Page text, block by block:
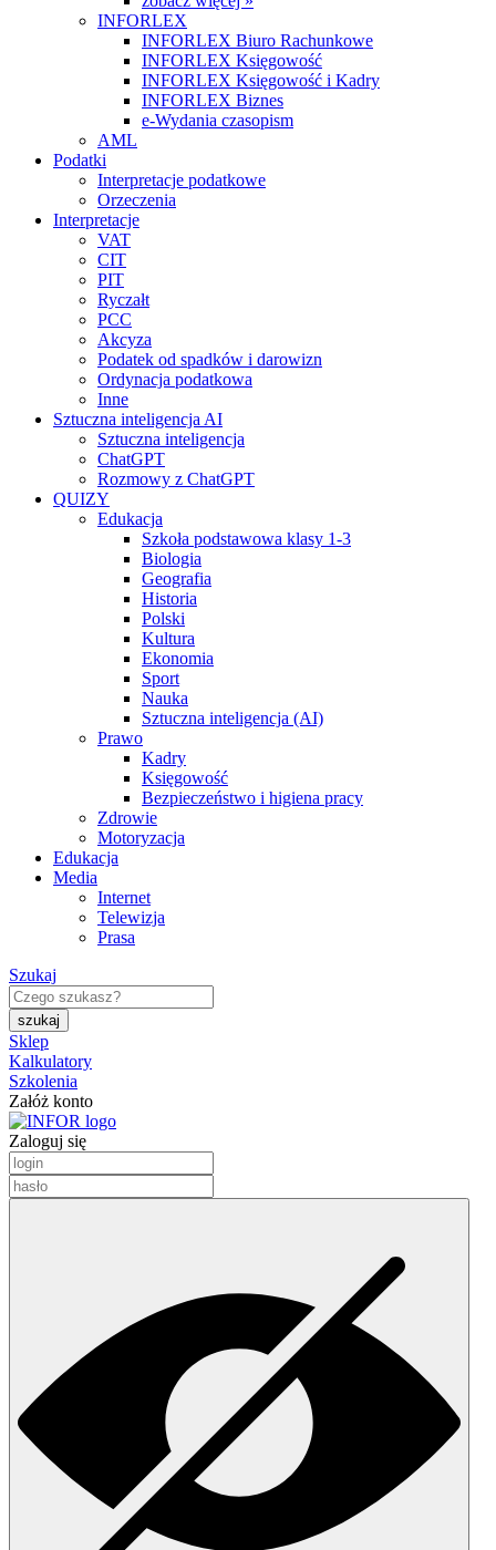
INFORLEX
INFORLEX Biuro Rachunkowe
INFORLEX Księgowość
INFORLEX Księgowość i Kadry
INFORLEX Biznes
e-Wydania czasopism
AML
Podatki
Interpretacje podatkowe
Orzeczenia
Interpretacje
VAT
CIT
PIT
Ryczałt
PCC
Akcyza
Podatek od spadków i darowizn
Ordynacja podatkowa
Inne
Sztuczna inteligencja AI
Sztuczna inteligencja
ChatGPT
Rozmowy z ChatGPT
QUIZY
Edukacja
Szkoła podstawowa klasy 1-3
Biologia
Geografia
Historia
Polski
Kultura
Ekonomia
Sport
Nauka
Sztuczna inteligencja (AI)
Prawo
Kadry
Księgowość
Bezpieczeństwo i higiena pracy
Zdrowie
Motoryzacja
Edukacja
Media
Internet
Telewizja
Prasa
Szukaj
Sklep
Kalkulatory
Szkolenia
Załóż konto
Zaloguj się